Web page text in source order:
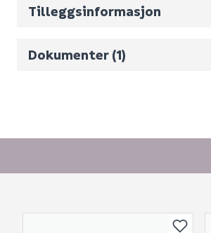
Tilleggsinformasjon
Volum
Dokumenter (1)
Produktblad